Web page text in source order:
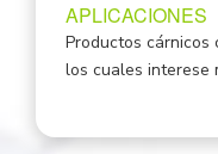
APLICACIONES
Productos cárnicos
los cuales interese